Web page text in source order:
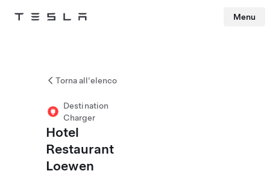
Tesla Menu
Torna all'elenco
Destination
Charger
Hotel
Restaurant
Loewen